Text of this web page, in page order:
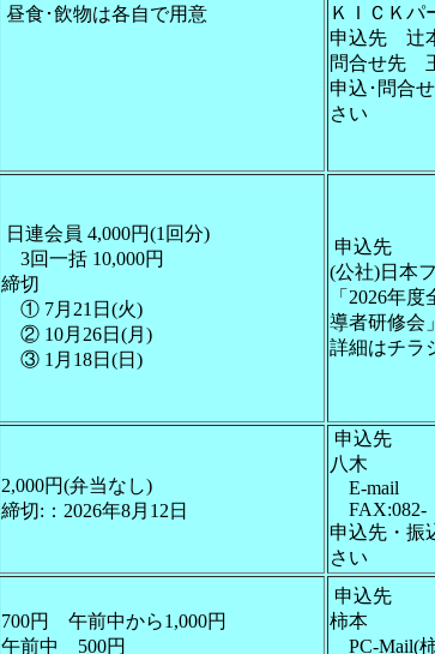
昼食･飲物は各自で用意
ＫＩＣＫパ
申込先 辻
問合せ先
申込･問合
さい
日連会員 4,000円(1回分)
3回一括 10,000円
締切
① 7月21日(火)
② 10月26日(月)
③ 1月18日(日)
申込先
(公社)日本
「2026年
導者研修会
詳細はチラ
2,000円(弁当なし)
締切:：2026年8月12日
申込先
八木
E-mail
FAX:082-
申込先・振
さい
700円 午前中から1,000円
午前中 500円
申込先
柿本
PC-Mail(